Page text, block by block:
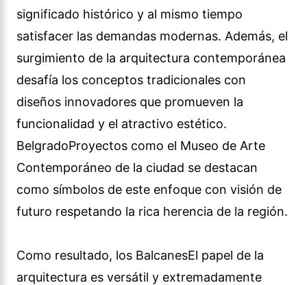
significado histórico y al mismo tiempo
satisfacer las demandas modernas. Además, el
surgimiento de la arquitectura contemporánea
desafía los conceptos tradicionales con
diseños innovadores que promueven la
funcionalidad y el atractivo estético.
BelgradoProyectos como el Museo de Arte
Contemporáneo de la ciudad se destacan
como símbolos de este enfoque con visión de
futuro respetando la rica herencia de la región.
Como resultado, los BalcanesEl papel de la
arquitectura es versátil y extremadamente